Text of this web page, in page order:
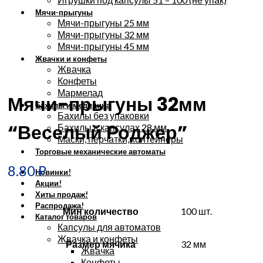
Мячи-прыгуны
Мячи-прыгуны 25 мм
Мячи-прыгуны 32 мм
Мячи-прыгуны 45 мм
Жвачки и конфеты
Жвачка
Конфеты
Мармелад
Бахилы и медицина
Бахилы без упаковки
Бахилы в капсулах 28 мм
Маски, перчатки, контейнеры
Торговые механические автоматы
Новинки!
Акции!
Хиты продаж!
Распродажа!
Каталог товаров
Капсулы для автоматов
Жвачка и конфеты
Жвачка
Увеличить
Мячи-прыгуны 32мм
“Веселый Роджер”
8.80₽
Мин количество 100 шт.
Размер мячика 32 мм